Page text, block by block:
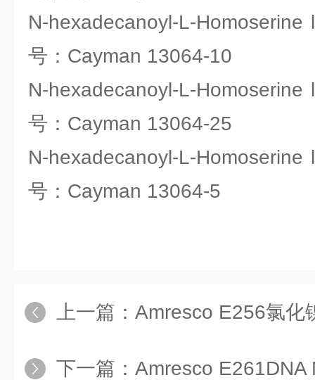
N-hexadecanoyl-L-
号：Cayman 13064-10
N-hexadecanoyl-L-
号：Cayman 13064-25
N-hexadecanoyl-L-
号：Cayman 13064-5
上一篇： Amresco E256氯化
下一篇： Amresco E261DNA